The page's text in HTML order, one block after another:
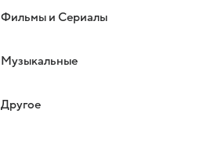
Фильмы и Сериалы
Музыкальные
Другое